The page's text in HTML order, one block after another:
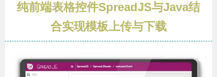
纯前端表格控件SpreadJS与Java结
合实现模板上传与下载